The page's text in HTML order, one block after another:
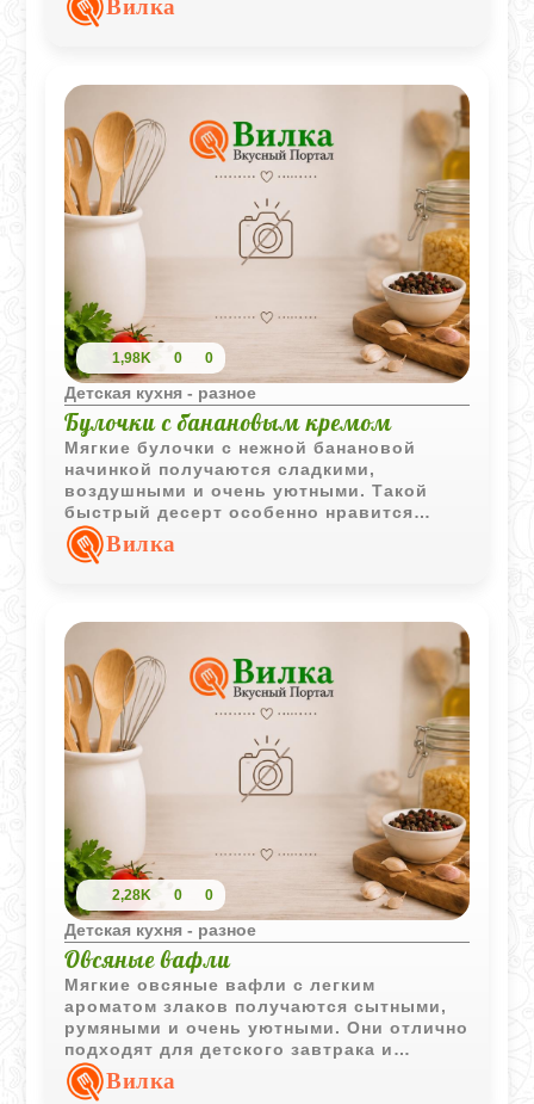
превращают обычное чаепитие в
Вилка
1,98K 0 0
Детская кухня - разное
Булочки с банановым кремом
Мягкие булочки с нежной банановой
начинкой получаются сладкими,
воздушными и очень уютными. Такой
быстрый десерт особенно нравится
детям благодаря кремовой текстуре и
натуральному фруктовому вкусу.
Вилка
2,28K 0 0
Детская кухня - разное
Овсяные вафли
Мягкие овсяные вафли с легким
ароматом злаков получаются сытными,
румяными и очень уютными. Они отлично
подходят для детского завтрака и
особенно вкусны с йогуртом, фруктами
или ягодным пюре.
Вилка